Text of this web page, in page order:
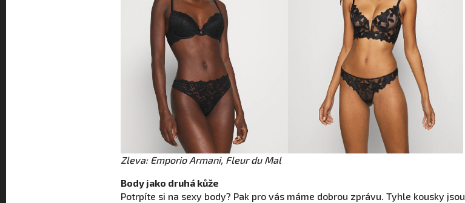
Zleva: Emporio Armani, Fleur du Mal
Body jako druhá kůže
Potrpíte si na sexy body? Pak pro vás máme dobrou zprávu. Tyhle kousky jsou